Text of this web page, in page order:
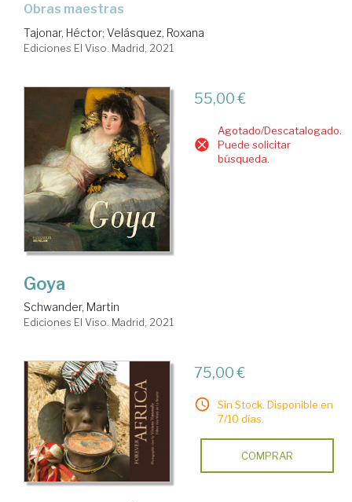
Obras maestras
Tajonar, Héctor; Velásquez, Roxana
Ediciones El Viso. Madrid, 2021
55,00 €
Agotado/Descatalogado.
Puede solicitar
búsqueda.
Goya
Schwander, Martin
Ediciones El Viso. Madrid, 2021
75,00 €
Sin Stock. Disponible en
7/10 días.
COMPRAR